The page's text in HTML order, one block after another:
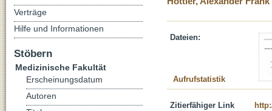
Dateien:
Aufrufstatistik
Zitierfähiger Link
Verträge
Hilfe und Informationen
Stöbern
Medizinische Fakultät
Erscheinungsdatum
Autoren